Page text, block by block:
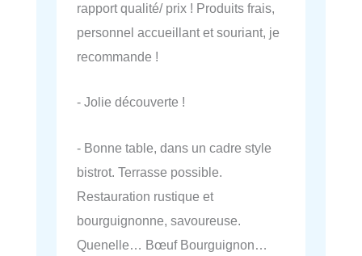
rapport qualité/ prix ! Produits frais,
personnel accueillant et souriant, je
recommande !
- Jolie découverte !
- Bonne table, dans un cadre style
bistrot. Terrasse possible.
Restauration rustique et
bourguignonne, savoureuse.
Quenelle… Bœuf Bourguignon…